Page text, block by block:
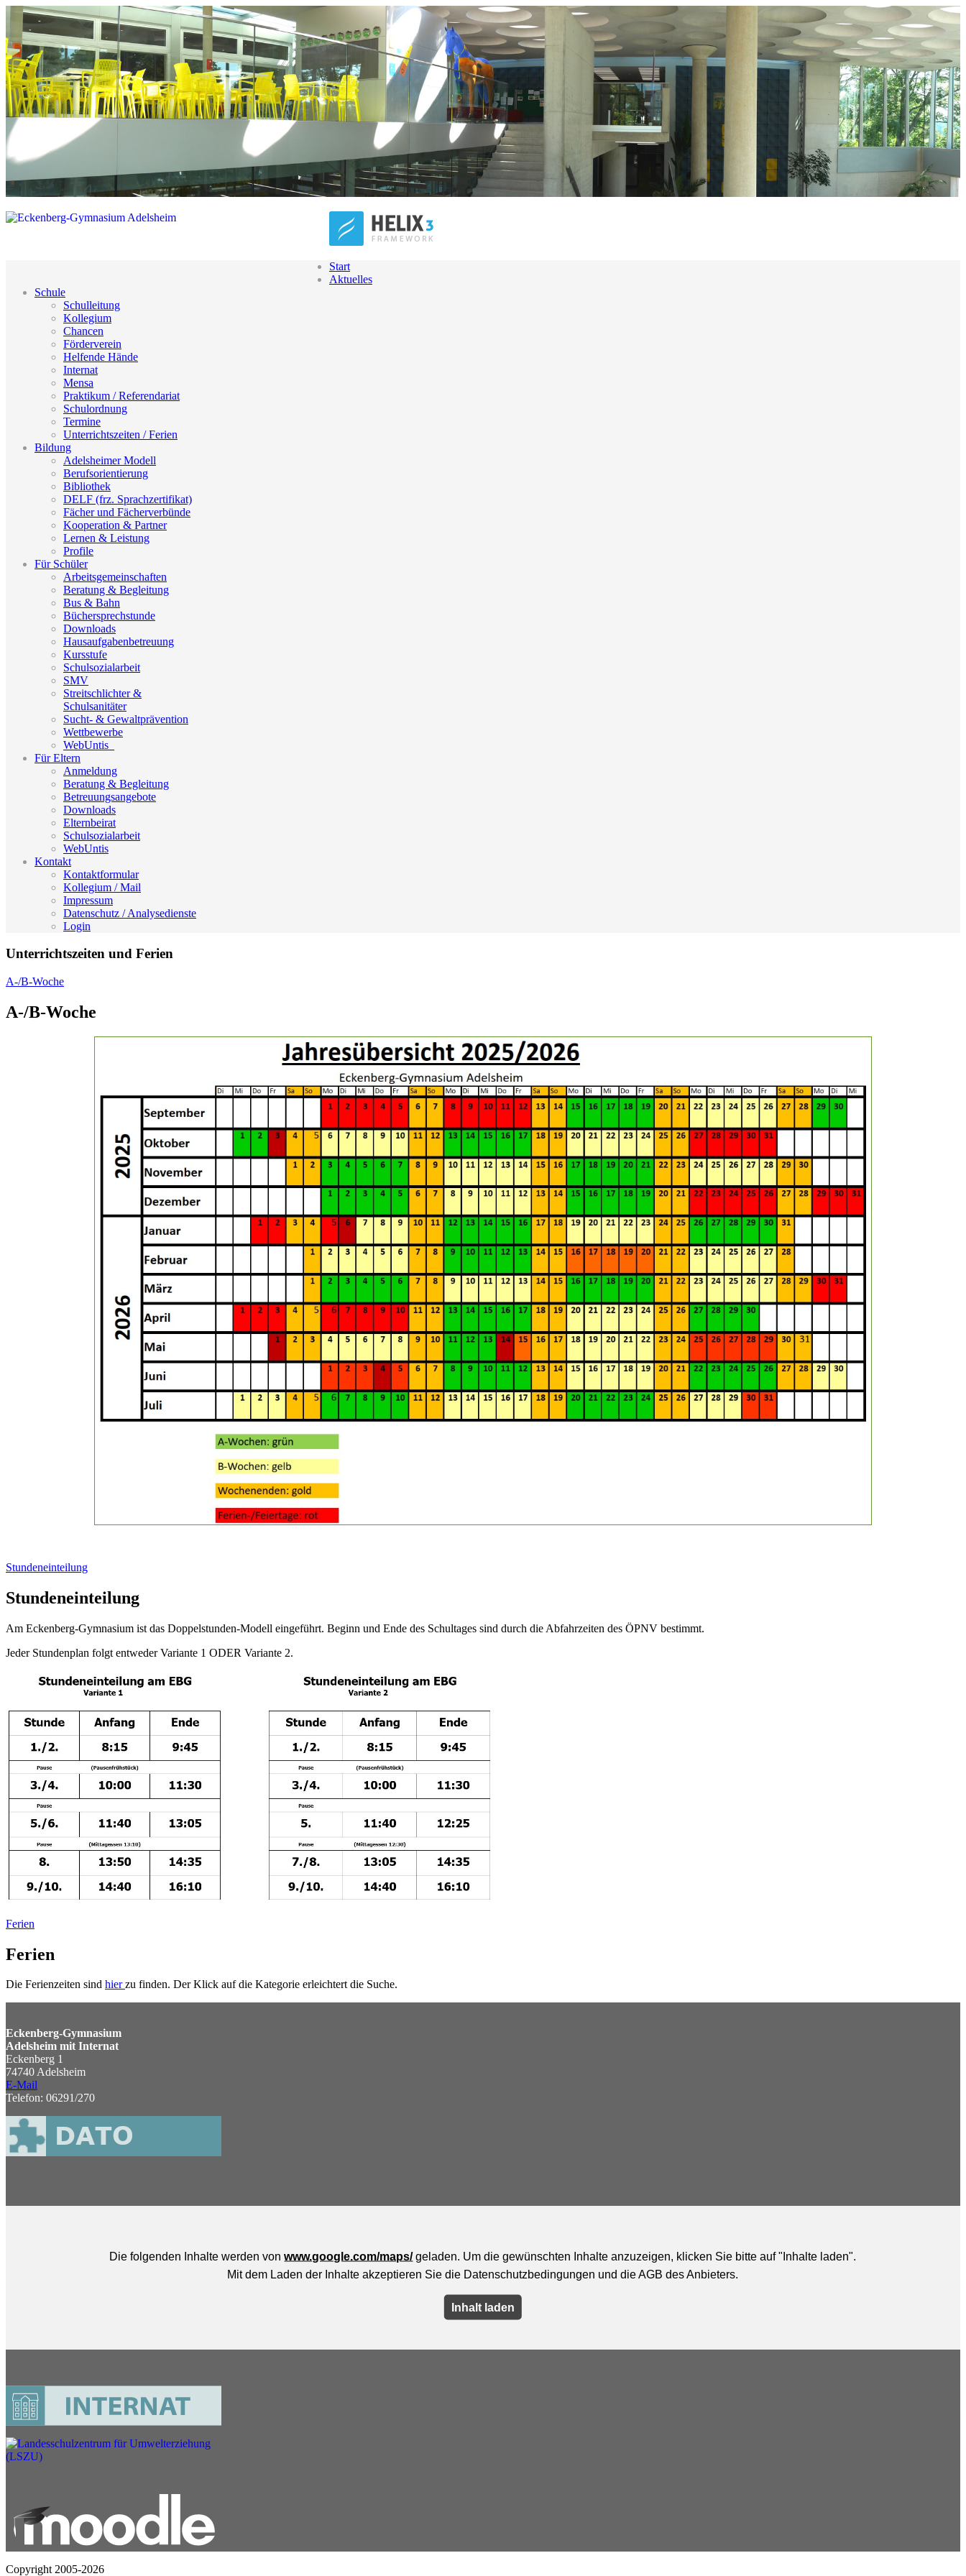
Start
Aktuelles
Schule
Schulleitung
Kollegium
Chancen
Förderverein
Helfende Hände
Internat
Mensa
Praktikum / Referendariat
Schulordnung
Termine
Unterrichtszeiten / Ferien
Bildung
Adelsheimer Modell
Berufsorientierung
Bibliothek
DELF (frz. Sprachzertifikat)
Fächer und Fächerverbünde
Kooperation & Partner
Lernen & Leistung
Profile
Für Schüler
Arbeitsgemeinschaften
Beratung & Begleitung
Bus & Bahn
Büchersprechstunde
Downloads
Hausaufgabenbetreuung
Kursstufe
Schulsozialarbeit
SMV
Streitschlichter &
Schulsanitäter
Sucht- & Gewaltprävention
Wettbewerbe
WebUntis_
Für Eltern
Anmeldung
Beratung & Begleitung
Betreuungsangebote
Downloads
Elternbeirat
Schulsozialarbeit
WebUntis
Kontakt
Kontaktformular
Kollegium / Mail
Impressum
Datenschutz / Analysedienste
Login
Unterrichtszeiten und Ferien
A-/B-Woche
A-/B-Woche
Stundeneinteilung
Stundeneinteilung
Am Eckenberg-Gymnasium ist das Doppelstunden-Modell eingeführt. Beginn und Ende des Schultages sind durch die Abfahrzeiten des ÖPNV bestimmt.
Jeder Stundenplan folgt entweder Variante 1 ODER Variante 2.
Ferien
Ferien
Die Ferienzeiten sind hierzu finden. Der Klick auf die Kategorie erleichtert die Suche.
Eckenberg-Gymnasium
Adelsheim mit Internat
Eckenberg 1
74740 Adelsheim
E-Mail
Telefon: 06291/270
Copyright 2005-2026